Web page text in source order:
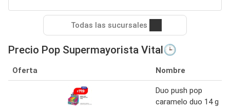
Todas las sucursales
Precio Pop Supermayorista Vital🕒
Oferta Nombre
Duo push pop
caramelo duo 14 g